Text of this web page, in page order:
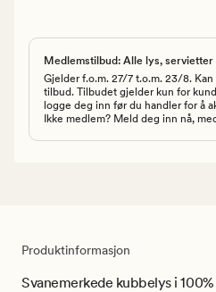
Medlemstilbud: Alle lys, servietter
Gjelder f.o.m. 27/7 t.o.m. 23/8.
tilbud. Tilbudet gjelder kun for
logge deg inn før du handler for å
Ikke medlem? Meld deg inn nå,
Produktinformasjon
Svanemerkede kubbelys i